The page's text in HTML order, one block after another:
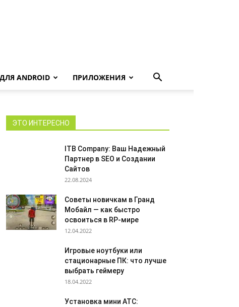
ANDROID ПРИЛОЖЕНИЯ
ЭТО ИНТЕРЕСНО
ITB Company: Ваш Надежный
Партнер в SEO и Создании
Сайтов
22.08.2024
Советы новичкам в Гранд
Мобайл — как быстро
освоиться в RP-мире
12.04.2022
Игровые ноутбуки или
стационарные ПК: что лучше
выбрать геймеру
18.04.2022
Установка мини АТС: